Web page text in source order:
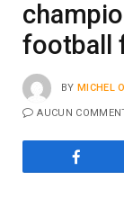
football
BY MICHEL
AUCUN